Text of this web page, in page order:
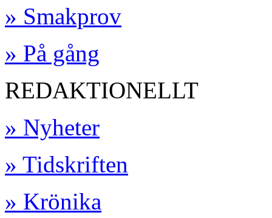
» Smakprov
» På gång
REDAKTIONELLT
» Nyheter
» Tidskriften
» Krönika